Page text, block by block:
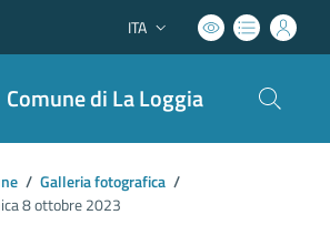
Lingua attiva:
ITA
Comune di La Loggia
/ Galleria fotografica /
8 ottobre 2023